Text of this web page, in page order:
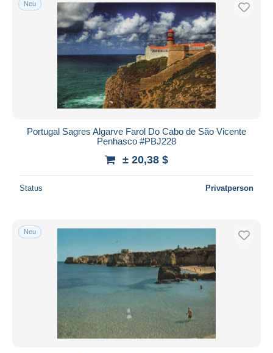
Kostenloser Versand
Zahlungsmethoden
PayPal
Banküberweisung
Visa
Mastercard
iDeal
Wohnsitz des Verkäufers
Übernehmen
Neu
Portugal Sagres Algarve Farol Do Cabo de São Vicente
Penhasco #PBJ228
± 20,38 $
Status Privatperson
Neu